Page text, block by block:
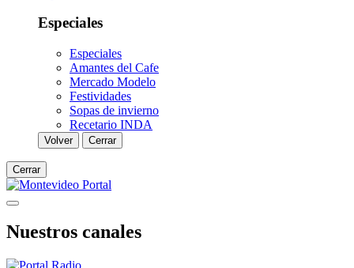
Especiales
Especiales
Amantes del Cafe
Mercado Modelo
Festividades
Sopas de invierno
Recetario INDA
Volver Cerrar
Cerrar
Nuestros canales